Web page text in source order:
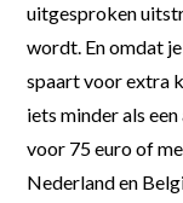
uitgesproken
wordt. En omdat
spaart voor extra
iets minder als
voor 75 euro of
Nederland en